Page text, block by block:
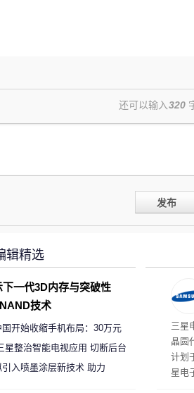
还可以输入320
发布
三星
晶圆
计划
星电
辑精选
下一代3D内存与突破性
技术
国开始收缩手机布局：30万元
达标门店 将被逐步清退
星整治智能电视应用 切断后台
宽的违规行为
引入喷墨涂层新技术 助力